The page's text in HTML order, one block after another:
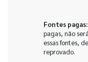
Fontes pagas:
pagas, não
essas fontes,
reprovado.